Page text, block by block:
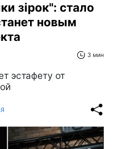
зірок": стало
новым
3 мин
эстафету от